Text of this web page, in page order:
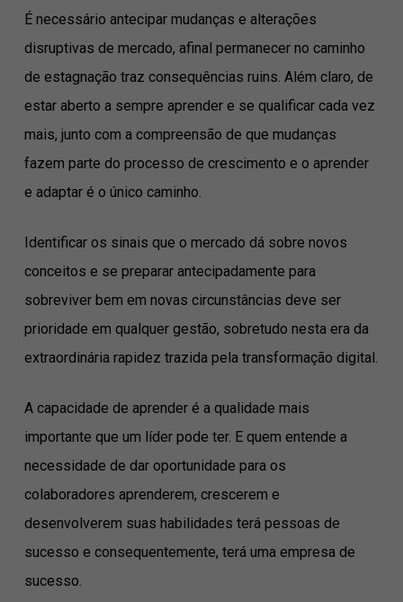
É necessário antecipar mudanças e alterações
disruptivas de mercado, afinal permanecer no caminho
de estagnação traz consequências ruins. Além claro, de
estar aberto a sempre aprender e se qualificar cada vez
mais, junto com a compreensão de que mudanças
fazem parte do processo de crescimento e o aprender
e adaptar é o único caminho.
Identificar os sinais que o mercado dá sobre novos
conceitos e se preparar antecipadamente para
sobreviver bem em novas circunstâncias deve ser
prioridade em qualquer gestão, sobretudo nesta era da
extraordinária rapidez trazida pela transformação digital.
A capacidade de aprender é a qualidade mais
importante que um líder pode ter. E quem entende a
necessidade de dar oportunidade para os
colaboradores aprenderem, crescerem e
desenvolverem suas habilidades terá pessoas de
sucesso e consequentemente, terá uma empresa de
sucesso.